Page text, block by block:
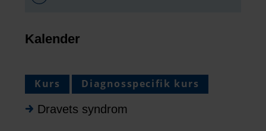
Kalender
Kurs
Diagnosspecifik kurs
Dravets syndrom